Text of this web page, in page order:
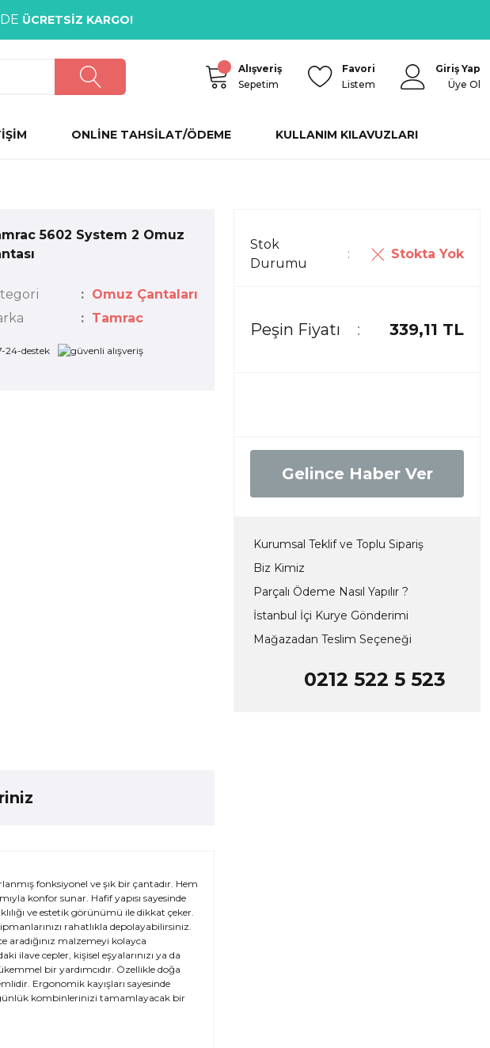
ÜCRETSİZ KARGO!
Alışveriş
Sepetim
Favori
Listem
Giriş Yap
Üye Ol
ONLİNE TAHSİLAT/ÖDEME KULLANIM KILAVUZLARI
5602 System 2 Omuz
Omuz Çantaları
Tamrac
Stok
Durumu
Stokta Yok
Peşin Fiyatı 339,11 TL
Gelince Haber Ver
Kurumsal Teklif ve Toplu Sipariş
Biz Kimiz
Parçalı Ödeme Nasıl Yapılır ?
İstanbul İçi Kurye Gönderimi
Mağazadan Teslim Seçeneği
0212 522 5 523
fonksiyonel ve şık bir çantadır. Hem
konfor sunar. Hafif yapısı sayesinde
ve estetik görünümü ile dikkat çeker.
rahatlıkla depolayabilirsiniz.
aradığınız malzemeyi kolayca
ilave cepler, kişisel eşyalarınızı ya da
bir yardımcıdır. Özellikle doğa
Ergonomik kayışları sayesinde
günlük kombinlerinizi tamamlayacak bir